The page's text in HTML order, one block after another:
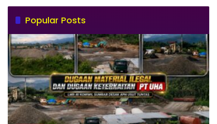
Popular Posts